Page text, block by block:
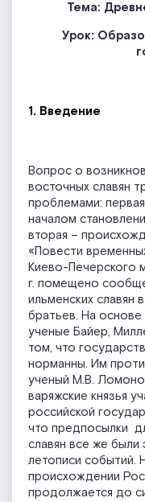
Тема:
Урок:
1. Введение
Вопрос о
восточных славян
проблемами:
началом
вторая –
«Повести
Киево-Печерского
г. помещено
ильменских славян
братьев. На
ученые Байер,
том, что
норманны. Им
ученый М.В.
варяжские князья
российской
что предпосылки
славян все же
летописи событий.
происхождении
продолжается до